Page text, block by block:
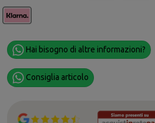
Hai bisogno di altre informazioni?
Consiglia articolo